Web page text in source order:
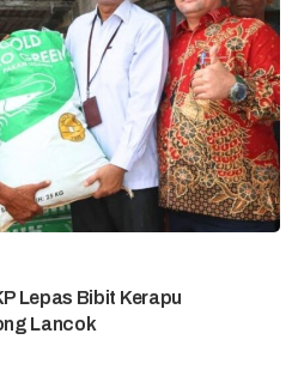
Lepas Bibit Kerapu
Lancok